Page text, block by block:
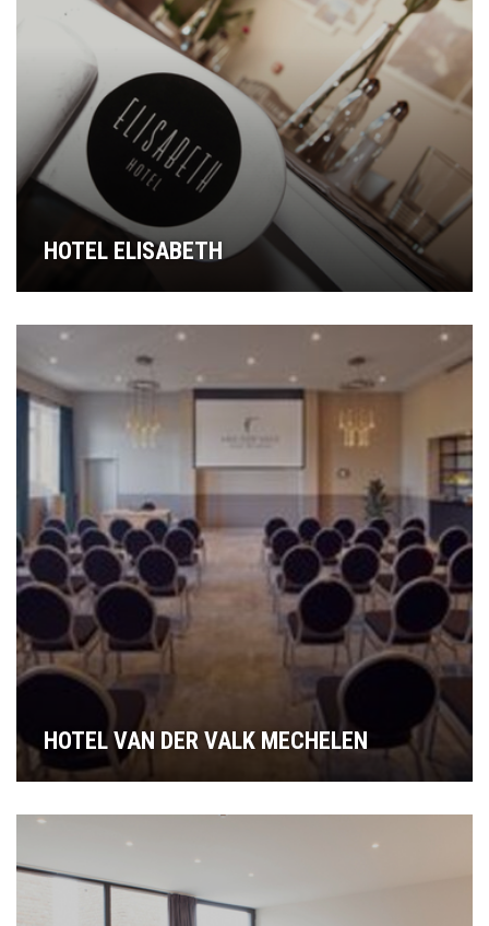
HOTEL ELISABETH
HOTEL VAN DER VALK MECHELEN